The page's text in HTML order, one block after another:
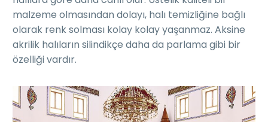
malzeme olmasından dolayı, halı temizliğine bağlı
olarak renk solması kolay kolay yaşanmaz. Aksine
akrilik halıların silindikçe daha da parlama gibi bir
özelliği vardır.